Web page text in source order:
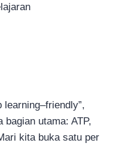
learning–friendly”,
bagian utama: ATP,
kita buka satu per